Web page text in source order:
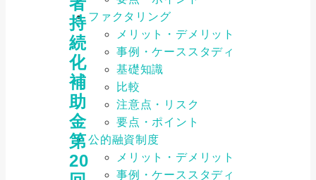
持
続
化
補
助
金
第
20
ファクタリング
メリット・デメリット
事例・ケーススタディ
基礎知識
比較
注意点・リスク
要点・ポイント
公的融資制度
メリット・デメリット
事例・ケーススタディ